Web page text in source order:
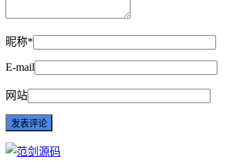
昵称*
E-mail
网站